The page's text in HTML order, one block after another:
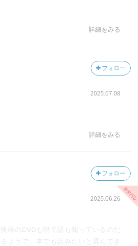
詳細をみる
フォロー
2025.07.08
詳細をみる
フォロー
2025.06.26
画のDVDも観て話も知っているのだ
ようで、本でも読みたいと選んでき